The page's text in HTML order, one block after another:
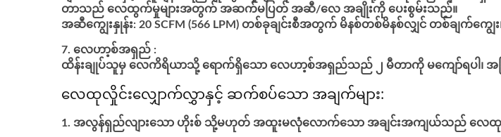
တာသည် လေထွက်မှုများအတွက် အဆက်မပြတ် အဆီ/လေ အချိုးကို ပေးစွမ်းသည်။
အဆီကျွေးနှုန်း: 20 SCFM (566 LPM) တစ်ခုချင်းစီအတွက် မိနစ်တစ်မိနစ်လျှင် တစ်ချက်ကျွေး
လေဟာ့စ်အရှည် :
ထိန်းချုပ်သူမှ လေကိရိယာသို့ ရောက်ရှိသော လေဟာ့စ်အရှည်သည် ၂ မီတာကို မကျော်ရပါ၊ အ
လေထုလှိုင်းလျှောက်လွှာနှင့် ဆက်စပ်သော အချက်များ:
အလွန်ရှည်လျားသော ဟိုးစ် သို့မဟုတ် အထူးမလုံလောက်သော အချင်းအကျယ်သည် လ